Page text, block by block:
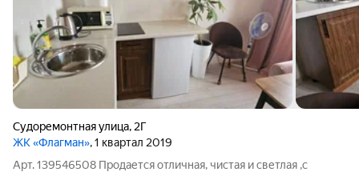
Судоремонтная улица, 2Г
ЖК «Флагман», 1 квартал 2019
Арт. 139546508 Продается отличная, чистая и светлая ,с